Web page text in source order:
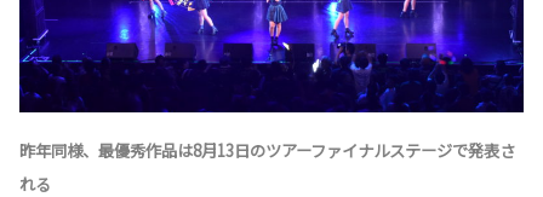
昨年同様、最優秀作品は8月13日のツアーファイナルステージで発表さ
れる